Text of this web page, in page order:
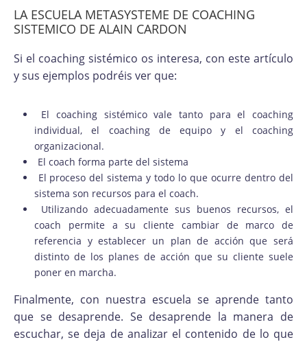
LA ESCUELA METASYSTEME DE COACHING
SISTEMICO DE ALAIN CARDON
Si el coaching sistémico os interesa, con este artículo
y sus ejemplos podréis ver que:
El coaching sistémico vale tanto para el coaching
individual, el coaching de equipo y el coaching
organizacional.
El coach forma parte del sistema
El proceso del sistema y todo lo que ocurre dentro del
sistema son recursos para el coach.
Utilizando adecuadamente sus buenos recursos, el
coach permite a su cliente cambiar de marco de
referencia y establecer un plan de acción que será
distinto de los planes de acción que su cliente suele
poner en marcha.
Finalmente, con nuestra escuela se aprende tanto
que se desaprende. Se desaprende la manera de
escuchar, se deja de analizar el contenido de lo que